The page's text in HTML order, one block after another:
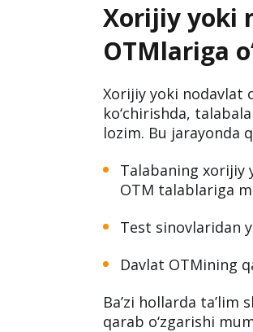
Xorijiy yoki
OTMlariga
Xorijiy yoki nodavlat
ko‘chirishda,
lozim. Bu jarayonda
Talabaning xorijiy
OTM talablariga
Test sinovlaridan
Davlat OTMining
Ba’zi hollarda
qarab o‘zgarishi